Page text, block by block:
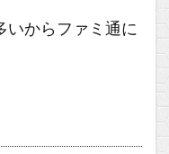
いからファミ通に